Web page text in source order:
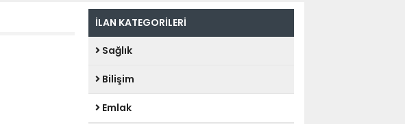
İLAN KATEGORİLERİ
Sağlık
Bilişim
Emlak